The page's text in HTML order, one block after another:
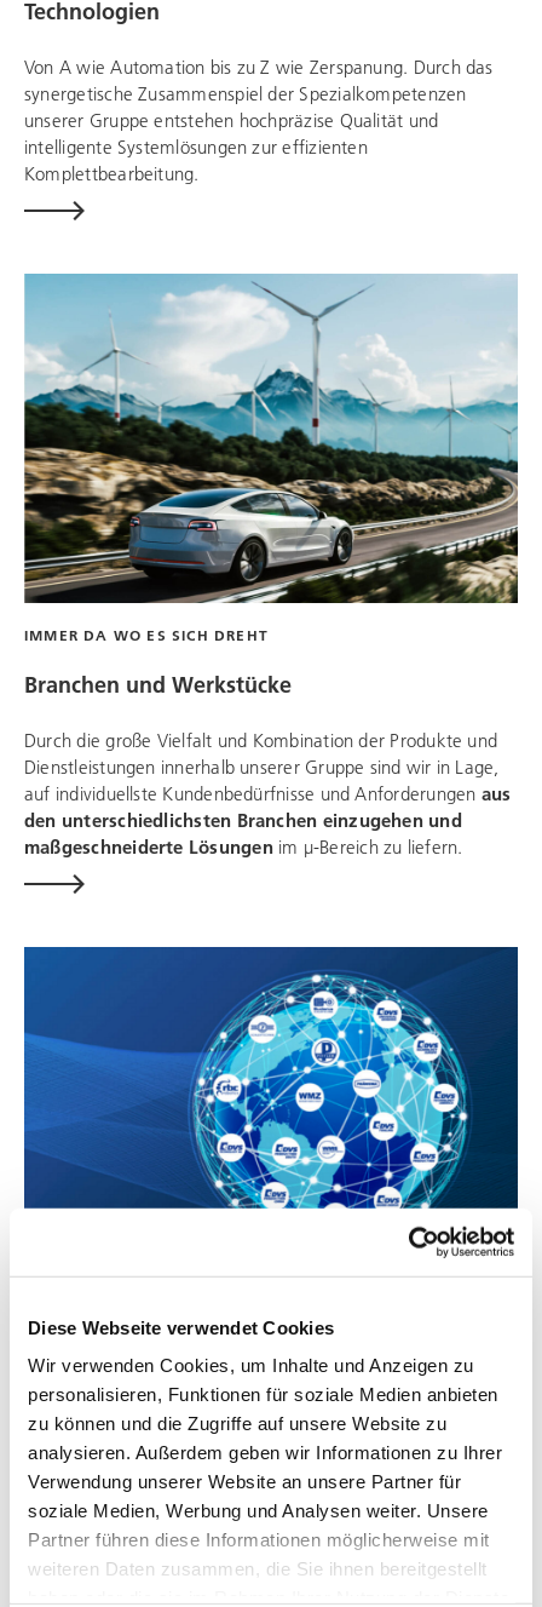
Diese Webseite verwendet Cookies
Wir verwenden Cookies, um Inhalte und Anzeigen zu
personalisieren, Funktionen für soziale Medien anbieten
zu können und die Zugriffe auf unsere Website zu
analysieren. Außerdem geben wir Informationen zu Ihrer
Verwendung unserer Website an unsere Partner für
soziale Medien, Werbung und Analysen weiter. Unsere
Partner führen diese Informationen möglicherweise mit
weiteren Daten zusammen, die Sie ihnen bereitgestellt
Technologien
Von A wie Automation bis zu Z wie Zerspanung. Durch das
synergetische Zusammenspiel der Spezialkompetenzen
unserer Gruppe entstehen hochpräzise Qualität und
intelligente Systemlösungen zur effizienten
Komplettbearbeitung.
IMMER DA WO ES SICH DREHT
Branchen und Werkstücke
Durch die große Vielfalt und Kombination der Produkte und
Dienstleistungen innerhalb unserer Gruppe sind wir in Lage,
auf individuellste Kundenbedürfnisse und Anforderungen aus
den unterschiedlichsten Branchen einzugehen und
maßgeschneiderte Lösungen im µ-Bereich zu liefern.
Marken und Unternehmen
Maschinenbaugeschichte und kreativer Ingenieursgeist -
DVS TECHNOLOGY GROUP
verbinden all dies und vieles
mehr. Entdecken Sieunsere 11 Tochterunternehmen und
ihre Kompetenzbereicheim Überblick.